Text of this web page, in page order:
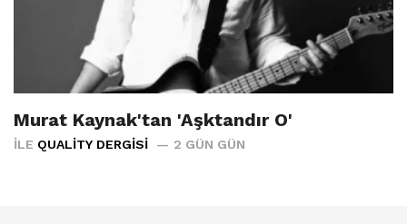
Murat Kaynak'tan 'Aşktandır O'
İLE QUALITY DERGISI 2 GÜN GÜN